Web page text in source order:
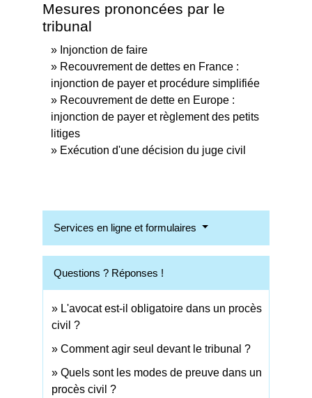
Mesures prononcées par le
tribunal
Injonction de faire
Recouvrement de dettes en France :
injonction de payer et procédure simplifiée
Recouvrement de dette en Europe :
injonction de payer et règlement des petits
litiges
Exécution d'une décision du juge civil
Services en ligne et formulaires
Questions ? Réponses !
L'avocat est-il obligatoire dans un procès
civil ?
Comment agir seul devant le tribunal ?
Quels sont les modes de preuve dans un
procès civil ?